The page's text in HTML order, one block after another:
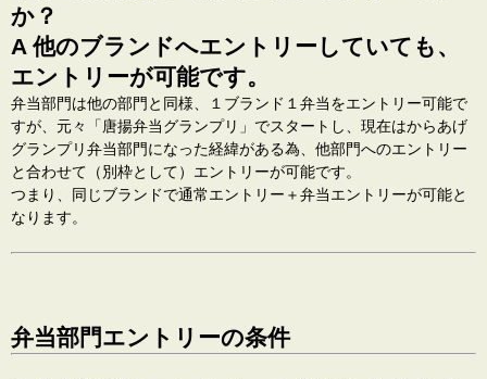
か？
A 他のブランドへエントリーしていても、
エントリーが可能です。
弁当部門は他の部門と同様、１ブランド１弁当をエントリー可能で
すが、元々「唐揚弁当グランプリ」でスタートし、現在はからあげ
グランプリ弁当部門になった経緯がある為、他部門へのエントリー
と合わせて（別枠として）エントリーが可能です。
つまり、同じブランドで通常エントリー＋弁当エントリーが可能と
なります。
弁当部門エントリーの条件